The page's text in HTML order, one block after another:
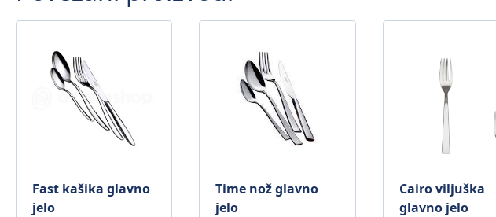
Fast kašika glavno
jelo
Time nož glavno
jelo
Cairo viljuška
glavno jelo